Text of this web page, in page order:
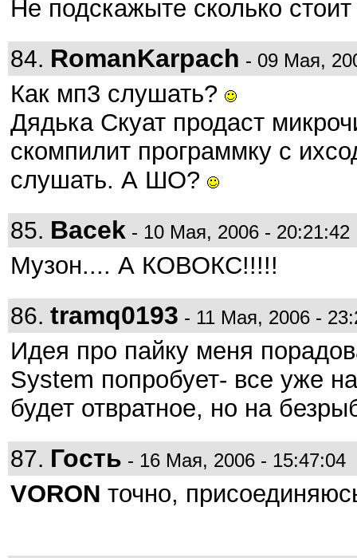
Не подскажыте сколько
84. RomanKarpach - 09 Мая,
Как мп3 слушать?
Дядька Скуат продаст
скомпилит программку с
слушать. А ШО?
85. Bacek - 10 Мая, 2006 - 20:21:42
Музон.... А КОВОКС!!!!!
86. tramq0193 - 11 Мая, 2006 -
Идея про пайку меня
System попробует- все уже
будет отвратное, но на
87. Гость - 16 Мая, 2006 - 15:47:04
VORON точно,